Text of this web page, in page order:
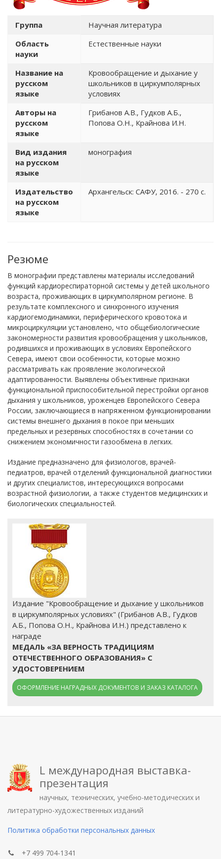
Группа
Научная литература
Область
науки
Естественные науки
Название на
русском
языке
Кровообращение и дыхание у
школьников в циркумполярных
условиях
Авторы на
русском
языке
Грибанов А.В., Гудков А.Б.,
Попова О.Н., Крайнова И.Н.
Вид издания
на русском
языке
монография
Издательство
на русском
языке
Архангельск: САФУ, 2016. - 270 с.
Резюме
В монографии представлены материалы исследований
функций кардиореспираторной системы у детей школьного
возраста, проживающих в циркумполярном регионе. В
результате комплексного и синхронного изучения
кардиогемодинамики, периферического кровотока и
микроциркуляции установлено, что общебиологические
закономерности развития кровообращения у школьников,
родившихся и проживающих в условиях Европейского
Севера, имеют свои особенности, которые можно
рассматривать как проявление экологической
адаптированности. Выявлены объективные признаки
функциональной приспособительной перестройки органов
дыхания у школьников, уроженцев Европейского Севера
России, заключающиеся в напряженном функционировании
системы внешнего дыхания в покое при меньших
предельных и резервных способностях в сочетании со
снижением экономичности газообмена в легких.
Издание предназначено для физиологов, врачей-
педиатров, врачей отделений функциональной диагностики
и других специалистов, интересующихся вопросами
возрастной физиологии, а также студентов медицинских и
биологических специальностей.
Издание "Кровообращение и дыхание у школьников
в циркумполярных условиях" (Грибанов А.В., Гудков
А.Б., Попова О.Н., Крайнова И.Н.) представлено к
награде
МЕДАЛЬ «ЗА ВЕРНОСТЬ ТРАДИЦИЯМ
ОТЕЧЕСТВЕННОГО ОБРАЗОВАНИЯ» С
УДОСТОВЕРЕНИЕМ
ОФОРМЛЕНИЕ НАГРАДНЫХ ДОКУМЕНТОВ И ЗАКАЗ КАТАЛОГА
L международная выставка-
презентация
научных, технических, учебно-методических и
литературно-художественных изданий
Политика обработки персональных данных
+7 499 704-1341